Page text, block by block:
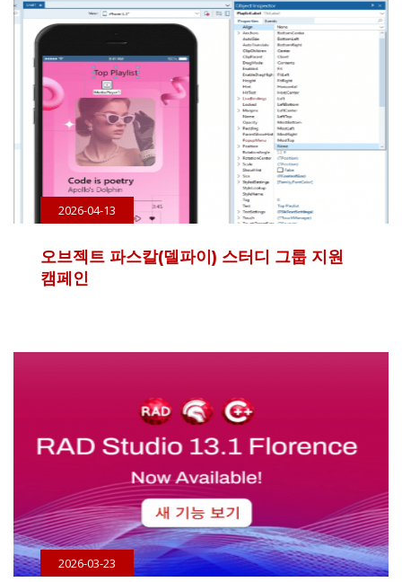
2026-04-13
오브젝트 파스칼(델파이) 스터디 그룹 지원
캠페인
2026-03-23